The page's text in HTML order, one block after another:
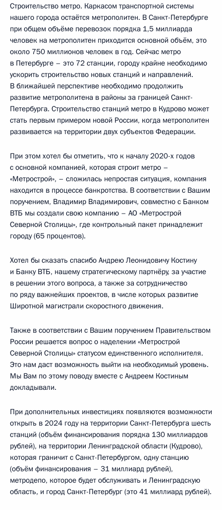
Строительство метро. Каркасом транспортной системы
нашего города остаётся метрополитен. В Санкт-Петербурге
при общем объёме перевозок порядка 1,5 миллиарда
человек на метрополитен приходится основной объём, это
около 750 миллионов человек в год. Сейчас метро
в Петербурге – это 72 станции, городу крайне необходимо
ускорить строительство новых станций и направлений.
В ближайшей перспективе необходимо продолжить
развитие метрополитена в районы за границей Санкт-
Петербурга. Строительство станций метро в Кудрово может
стать первым примером новой России, когда метрополитен
развивается на территории двух субъектов Федерации.
При этом хотел бы отметить, что к началу 2020-х годов
с основной компанией, которая строит метро –
«Метрострой», – сложилась непростая ситуация, компания
находится в процессе банкротства. В соответствии с Вашим
поручением, Владимир Владимирович, совместно с Банком
ВТБ мы создали свою компанию – АО «Метрострой
Северной Столицы», где контрольный пакет принадлежит
городу (65 процентов).
Хотел бы сказать спасибо Андрею Леонидовичу Костину
и Банку ВТБ, нашему стратегическому партнёру, за участие
в решении этого вопроса, а также за сотрудничество
по ряду важнейших проектов, в числе которых развитие
Широтной магистрали скоростного движения.
Также в соответствии с Вашим поручением Правительством
России решается вопрос о наделении «Метрострой
Северной Столицы» статусом единственного исполнителя.
Это нам даст возможность выйти на необходимый уровень.
Мы Вам по этому поводу вместе с Андреем Костиным
докладывали.
При дополнительных инвестициях появляются возможности
открыть в 2024 году на территории Санкт-Петербурга шесть
станций (объём финансирования порядка 130 миллиардов
рублей), на территории Ленинградской области (Кудрово),
которая граничит с Санкт-Петербургом, одну станцию
(объём финансирования – 31 миллиард рублей),
метродепо, которое будет обслуживать и Ленинградскую
область, и город Санкт-Петербург (это 41 миллиард рублей).